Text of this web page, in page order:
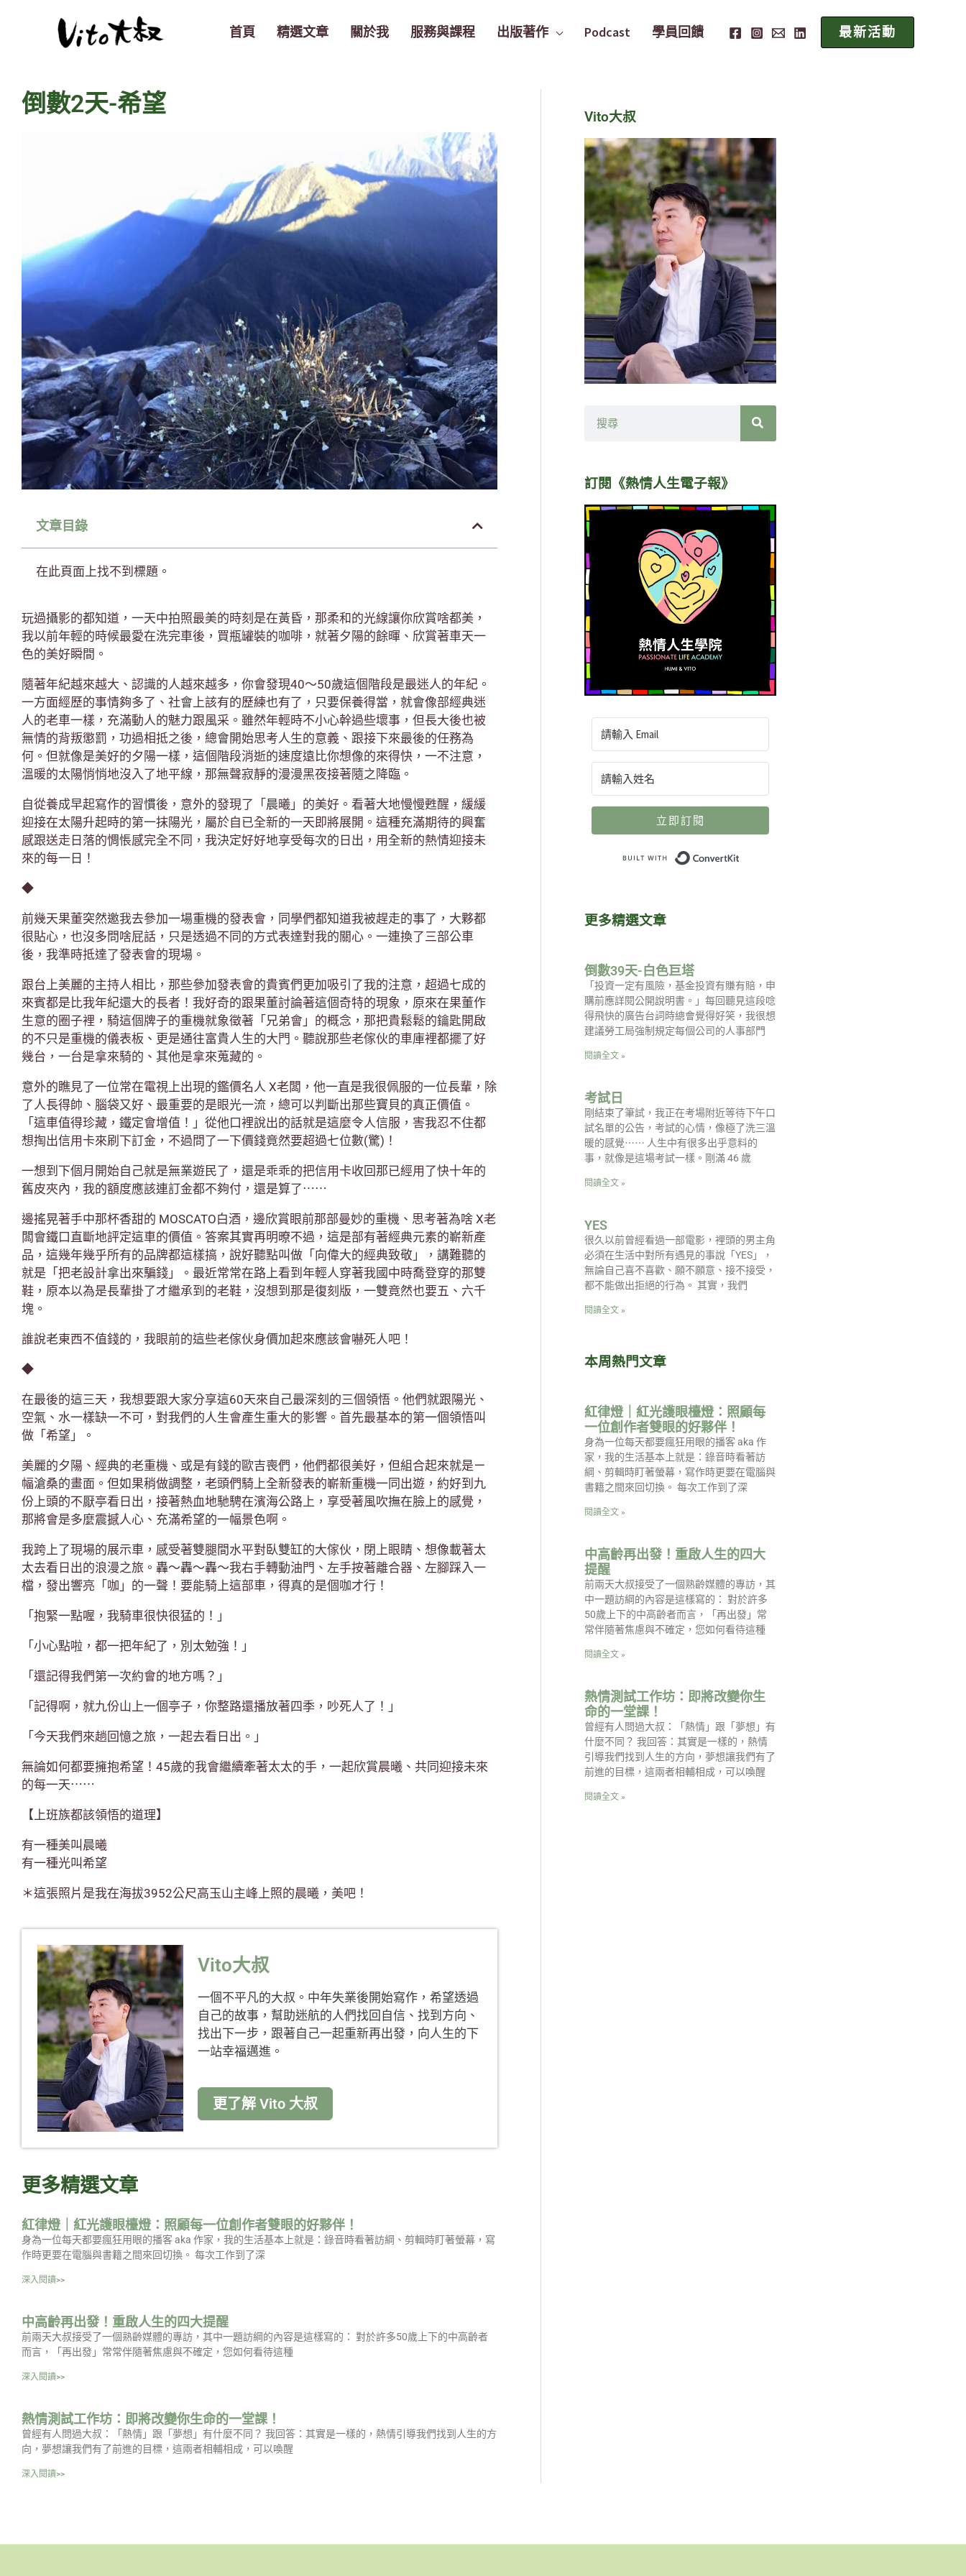
首頁 精選文章 關於我 服務與課程 出版著作 Podcast 學員回饋 最新活動
倒數2天-希望
文章目錄
在此頁面上找不到標題。
玩過攝影的都知道，一天中拍照最美的時刻是在黃昏，那柔和的光線讓你欣賞啥都美，
我以前年輕的時候最愛在洗完車後，買瓶罐裝的咖啡，就著夕陽的餘暉、欣賞著車天一
色的美好瞬間。
隨著年紀越來越大、認識的人越來越多，你會發現40～50歲這個階段是最迷人的年紀。
一方面經歷的事情夠多了、社會上該有的歷練也有了，只要保養得當，就會像部經典迷
人的老車一樣，充滿動人的魅力跟風采。雖然年輕時不小心幹過些壞事，但長大後也被
無情的背叛懲罰，功過相抵之後，總會開始思考人生的意義、跟接下來最後的任務為
何。但就像是美好的夕陽一樣，這個階段消逝的速度遠比你想像的來得快，一不注意，
溫暖的太陽悄悄地沒入了地平線，那無聲寂靜的漫漫黑夜接著隨之降臨。
自從養成早起寫作的習慣後，意外的發現了「晨曦」的美好。看著大地慢慢甦醒，緩緩
迎接在太陽升起時的第一抹陽光，屬於自已全新的一天即將展開。這種充滿期待的興奮
感跟送走日落的惆悵感完全不同，我決定好好地享受每次的日出，用全新的熱情迎接未
來的每一日！
◆
前幾天果董突然邀我去參加一場重機的發表會，同學們都知道我被趕走的事了，大夥都
很貼心，也沒多問啥屁話，只是透過不同的方式表達對我的關心。一連換了三部公車
後，我準時抵達了發表會的現場。
跟台上美麗的主持人相比，那些參加發表會的貴賓們更加吸引了我的注意，超過七成的
來賓都是比我年紀還大的長者！我好奇的跟果董討論著這個奇特的現象，原來在果董作
生意的圈子裡，騎這個牌子的重機就象徵著「兄弟會」的概念，那把貴鬆鬆的鑰匙開啟
的不只是重機的儀表板、更是通往富貴人生的大門。聽說那些老傢伙的車庫裡都擺了好
幾台，一台是拿來騎的、其他是拿來蒐藏的。
意外的瞧見了一位常在電視上出現的鑑價名人 X老闆，他一直是我很佩服的一位長輩，除
了人長得帥、腦袋又好、最重要的是眼光一流，總可以判斷出那些寶貝的真正價值。
「這車值得珍藏，鐵定會增值！」從他口裡說出的話就是這麼令人信服，害我忍不住都
想掏出信用卡來刷下訂金，不過問了一下價錢竟然要超過七位數(驚)！
一想到下個月開始自己就是無業遊民了，還是乖乖的把信用卡收回那已經用了快十年的
舊皮夾內，我的額度應該連訂金都不夠付，還是算了⋯⋯
邊搖晃著手中那杯香甜的 MOSCATO白酒，邊欣賞眼前那部曼妙的重機、思考著為啥 X老
闆會鐵口直斷地評定這車的價值。答案其實再明暸不過，這是部有著經典元素的嶄新產
品，這幾年幾乎所有的品牌都這樣搞，說好聽點叫做「向偉大的經典致敬」，講難聽的
就是「把老設計拿出來騙錢」。最近常常在路上看到年輕人穿著我國中時喬登穿的那雙
鞋，原本以為是長輩掛了才繼承到的老鞋，沒想到那是復刻版，一雙竟然也要五、六千
塊。
誰說老東西不值錢的，我眼前的這些老傢伙身價加起來應該會嚇死人吧！
◆
在最後的這三天，我想要跟大家分享這60天來自己最深刻的三個領悟。他們就跟陽光、
空氣、水一樣缺一不可，對我們的人生會產生重大的影響。首先最基本的第一個領悟叫
做「希望」。
美麗的夕陽、經典的老重機、或是有錢的歐吉喪們，他們都很美好，但組合起來就是ㄧ
幅滄桑的畫面。但如果稍做調整，老頭們騎上全新發表的嶄新重機一同出遊，約好到九
份上頭的不厭亭看日出，接著熱血地馳騁在濱海公路上，享受著風吹撫在臉上的感覺，
那將會是多麼震撼人心、充滿希望的一幅景色啊。
我跨上了現場的展示車，感受著雙腿間水平對臥雙缸的大傢伙，閉上眼睛、想像載著太
太去看日出的浪漫之旅。轟～轟～轟～我右手轉動油門、左手按著離合器、左腳踩入一
檔，發出響亮「咖」的一聲！要能騎上這部車，得真的是個咖才行！
「抱緊一點喔，我騎車很快很猛的！」
「小心點啦，都一把年紀了，別太勉強！」
「還記得我們第一次約會的地方嗎？」
「記得啊，就九份山上一個亭子，你整路還播放著四季，吵死人了！」
「今天我們來趟回憶之旅，一起去看日出。」
無論如何都要擁抱希望！45歲的我會繼續牽著太太的手，一起欣賞晨曦、共同迎接未來
的每一天⋯⋯
【上班族都該領悟的道理】
有一種美叫晨曦
有一種光叫希望
＊這張照片是我在海拔3952公尺高玉山主峰上照的晨曦，美吧！
Vito大叔
一個不平凡的大叔。中年失業後開始寫作，希望透過
自己的故事，幫助迷航的人們找回自信、找到方向、
找出下一步，跟著自己一起重新再出發，向人生的下
一站幸福邁進。
更了解 Vito 大叔
更多精選文章
紅律燈｜紅光護眼檯燈：照顧每一位創作者雙眼的好夥伴！
身為一位每天都要瘋狂用眼的播客 aka 作家，我的生活基本上就是：錄音時看著訪綱、剪輯時盯著螢幕，寫
作時更要在電腦與書籍之間來回切換。 每次工作到了深
深入閱讀>>
中高齡再出發！重啟人生的四大提醒
前兩天大叔接受了一個熟齡媒體的專訪，其中一題訪綱的內容是這樣寫的： 對於許多50歲上下的中高齡者
而言，「再出發」常常伴隨著焦慮與不確定，您如何看待這種
深入閱讀>>
熱情測試工作坊：即將改變你生命的一堂課！
曾經有人問過大叔：「熱情」跟「夢想」有什麼不同？ 我回答：其實是一樣的，熱情引導我們找到人生的方
向，夢想讓我們有了前進的目標，這兩者相輔相成，可以喚醒
深入閱讀>>
Vito大叔
訂閱《熱情人生電子報》
立即訂閱
更多精選文章
倒數39天-白色巨塔
「投資一定有風險，基金投資有賺有賠，申
購前應詳閱公開說明書。」每回聽見這段唸
得飛快的廣告台詞時總會覺得好笑，我很想
建議勞工局強制規定每個公司的人事部門
閱讀全文 »
考試日
剛結束了筆試，我正在考場附近等待下午口
試名單的公告，考試的心情，像極了洗三溫
暖的感覺⋯⋯ 人生中有很多出乎意料的
事，就像是這場考試一樣。剛滿 46 歲
閱讀全文 »
YES
很久以前曾經看過一部電影，裡頭的男主角
必須在生活中對所有遇見的事說「YES」，
無論自己喜不喜歡、願不願意、接不接受，
都不能做出拒絕的行為。 其實，我們
閱讀全文 »
本周熱門文章
紅律燈｜紅光護眼檯燈：照顧每
一位創作者雙眼的好夥伴！
身為一位每天都要瘋狂用眼的播客 aka 作
家，我的生活基本上就是：錄音時看著訪
綱、剪輯時盯著螢幕，寫作時更要在電腦與
書籍之間來回切換。 每次工作到了深
閱讀全文 »
中高齡再出發！重啟人生的四大
提醒
前兩天大叔接受了一個熟齡媒體的專訪，其
中一題訪綱的內容是這樣寫的： 對於許多
50歲上下的中高齡者而言，「再出發」常
常伴隨著焦慮與不確定，您如何看待這種
閱讀全文 »
熱情測試工作坊：即將改變你生
命的一堂課！
曾經有人問過大叔：「熱情」跟「夢想」有
什麼不同？ 我回答：其實是一樣的，熱情
引導我們找到人生的方向，夢想讓我們有了
前進的目標，這兩者相輔相成，可以喚醒
閱讀全文 »